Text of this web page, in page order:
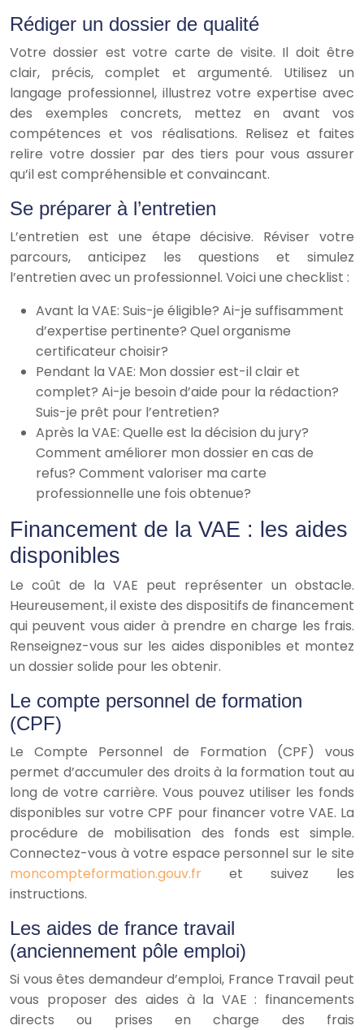
Rédiger un dossier de qualité
Votre dossier est votre carte de visite. Il doit être
clair, précis, complet et argumenté. Utilisez un
langage professionnel, illustrez votre expertise avec
des exemples concrets, mettez en avant vos
compétences et vos réalisations. Relisez et faites
relire votre dossier par des tiers pour vous assurer
qu’il est compréhensible et convaincant.
Se préparer à l’entretien
L’entretien est une étape décisive. Réviser votre
parcours, anticipez les questions et simulez
l’entretien avec un professionnel. Voici une checklist :
Avant la VAE: Suis-je éligible? Ai-je suffisamment
d’expertise pertinente? Quel organisme
certificateur choisir?
Pendant la VAE: Mon dossier est-il clair et
complet? Ai-je besoin d’aide pour la rédaction?
Suis-je prêt pour l’entretien?
Après la VAE: Quelle est la décision du jury?
Comment améliorer mon dossier en cas de
refus? Comment valoriser ma carte
professionnelle une fois obtenue?
Financement de la VAE : les aides
disponibles
Le coût de la VAE peut représenter un obstacle.
Heureusement, il existe des dispositifs de financement
qui peuvent vous aider à prendre en charge les frais.
Renseignez-vous sur les aides disponibles et montez
un dossier solide pour les obtenir.
Le compte personnel de formation
(CPF)
Le Compte Personnel de Formation (CPF) vous
permet d’accumuler des droits à la formation tout au
long de votre carrière. Vous pouvez utiliser les fonds
disponibles sur votre CPF pour financer votre VAE. La
procédure de mobilisation des fonds est simple.
Connectez-vous à votre espace personnel sur le site
moncompteformation.gouv.fr et suivez les
instructions.
Les aides de france travail
(anciennement pôle emploi)
Si vous êtes demandeur d’emploi, France Travail peut
vous proposer des aides à la VAE : financements
directs ou prises en charge des frais